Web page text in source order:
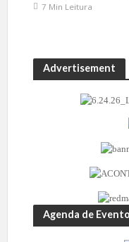
7 Min Leitura
Advertisement
Agenda de